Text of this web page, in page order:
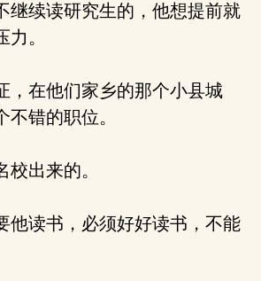
续读研究生的，他想提前就
。
在他们家乡的那个小县城
错的职位。
出来的。
读书，必须好好读书，不能